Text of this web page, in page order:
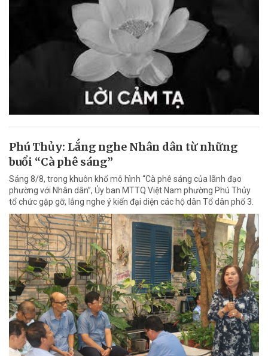
Phú Thủy: Lắng nghe Nhân dân từ những
buổi “Cà phê sáng”
Sáng 8/8, trong khuôn khổ mô hình “Cà phê sáng của lãnh đạo
phường với Nhân dân”, Ủy ban MTTQ Việt Nam phường Phú Thủy
tổ chức gặp gỡ, lắng nghe ý kiến đại diện các hộ dân Tổ dân phố 3.